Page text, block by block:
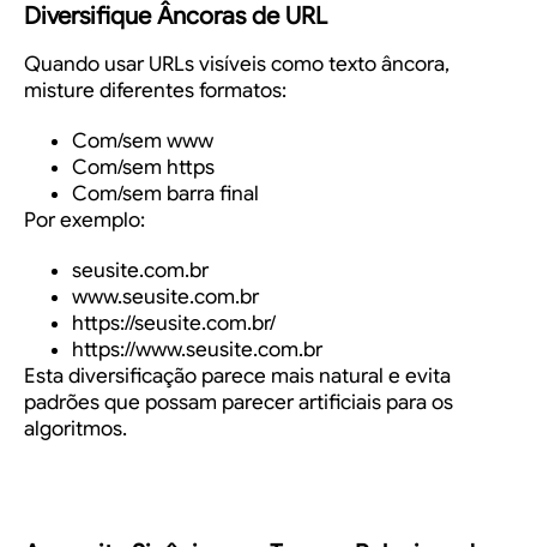
Diversifique Âncoras de URL
Quando usar URLs visíveis como texto âncora,
misture diferentes formatos:
Com/sem www
Com/sem https
Com/sem barra final
Por exemplo:
seusite.com.br
www.seusite.com.br
https://seusite.com.br/
https://www.seusite.com.br
Esta diversificação parece mais natural e evita
padrões que possam parecer artificiais para os
algoritmos.